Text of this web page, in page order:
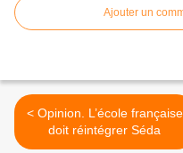
Ajouter un
< Opinion. L’école française
doit réintégrer Séda